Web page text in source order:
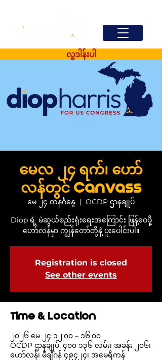
လှူဒါန်းပါ
မေလ ၂၄ ရက်၊ ဟော်
လန်တွင် Canvass
မေ ၂၄ တနင်္ဂနွေ
  |
OCDP ဌာနချုပ်
Diop ရဲ့ မဲဆွယ်စည်းရုံးရေးအကြောင်း ဖြန့်ဝေဖို့
ဟော်လန်မှာ ကျွန်တော်တို့နဲ့ ပူးပေါင်းပါ။
Registration is closed
See other events
Time & Location
၂၀၂၆ မေ ၂၄ ၁၂:၀၀ – ၁၆:၀၀
OCDP ဌာနချုပ်, ၄၀၀ ၁၃၆ လမ်း၊ အခန်း ၂၀၆၊
ဟော်လန်၊ မီချီဂန် ၄၉၄၂၄၊ အမေရိကန်